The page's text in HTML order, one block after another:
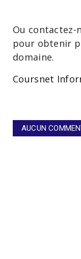
Ou contactez-
pour obtenir
domaine.
Coursnet
AUCUN